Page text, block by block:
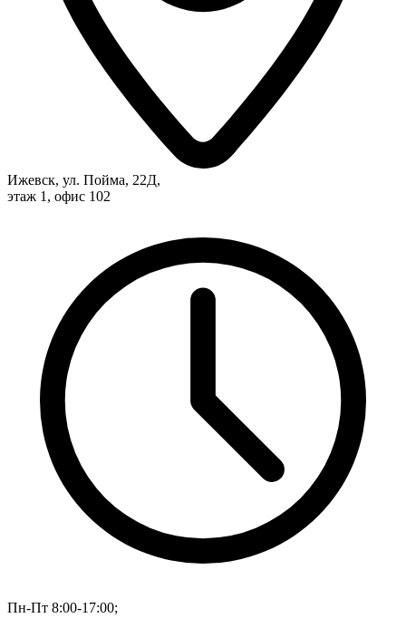
Ижевск, ул. Пойма, 22Д,
этаж 1, офис 102
Пн-Пт 8:00-17:00;